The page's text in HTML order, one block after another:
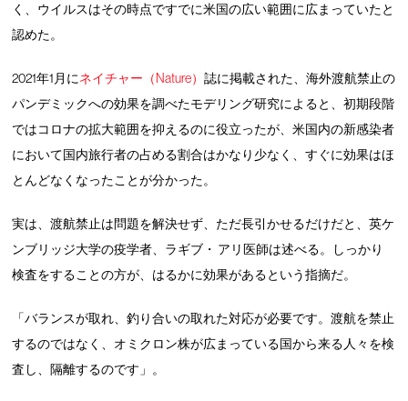
く、ウイルスはその時点ですでに米国の広い範囲に広まっていたと
認めた。
2021年1月にネイチャー（Nature）誌に掲載された、海外渡航禁止の
パンデミックへの効果を調べたモデリング研究によると、初期段階
ではコロナの拡大範囲を抑えるのに役立ったが、米国内の新感染者
において国内旅行者の占める割合はかなり少なく、すぐに効果はほ
とんどなくなったことが分かった。
実は、渡航禁止は問題を解決せず、ただ長引かせるだけだと、英ケ
ンブリッジ大学の疫学者、ラギブ・ アリ医師は述べる。しっかり
検査をすることの方が、はるかに効果があるという指摘だ。
「バランスが取れ、釣り合いの取れた対応が必要です。渡航を禁止
するのではなく、オミクロン株が広まっている国から来る人々を検
査し、隔離するのです」。